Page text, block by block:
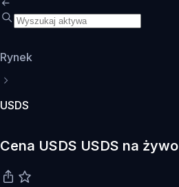
Rynek
USDS
Cena USDS USDS na żywo